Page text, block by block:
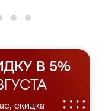
В 5%
скидка